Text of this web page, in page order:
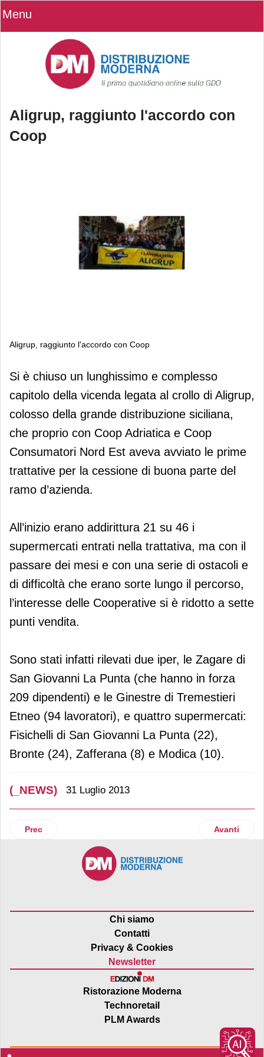
Menu
Aligrup, raggiunto l'accordo con
Coop
Aligrup, raggiunto l'accordo con Coop
Aligrup, raggiunto l'accordo con
Coop
Si è chiuso un lunghissimo e complesso
capitolo della vicenda legata al crollo di Aligrup,
colosso della grande distribuzione siciliana,
che proprio con Coop Adriatica e Coop
Consumatori Nord Est aveva avviato le prime
trattative per la cessione di buona parte del
ramo d’azienda.
All’inizio erano addirittura 21 su 46 i
supermercati entrati nella trattativa, ma con il
passare dei mesi e con una serie di ostacoli e
di difficoltà che erano sorte lungo il percorso,
l’interesse delle Cooperative si è ridotto a sette
punti vendita.
Sono stati infatti rilevati due iper, le Zagare di
San Giovanni La Punta (che hanno in forza
209 dipendenti) e le Ginestre di Tremestieri
Etneo (94 lavoratori), e quattro supermercati:
Fisichelli di San Giovanni La Punta (22),
Bronte (24), Zafferana (8) e Modica (10).
(_NEWS) 31 Luglio 2013
Articolo precedente: Coop Lombardia acquista due
Prec Articolo
Avanti
Chi siamo
Contatti
Privacy & Cookies
Newsletter
Ristorazione Moderna
Technoretail
PLM Awards